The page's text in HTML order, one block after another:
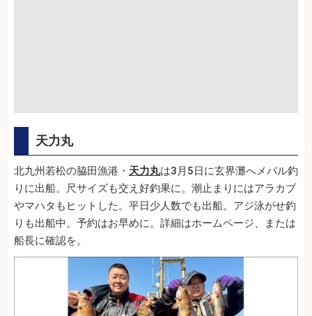
天力丸
北九州若松の脇田漁港・ 天力丸は3月5日に玄界灘へメバル釣
りに出船。尺サイズも交え好釣果に。潮止まりにはアラカブ
やマハタもヒットした。平日少人数でも出船。アジ泳がせ釣
りも出船中。予約はお早めに。詳細はホームページ、または
船長に確認を。